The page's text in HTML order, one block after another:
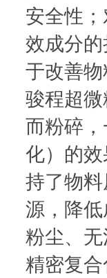
安全性
效成分
于改善
骏程超
而粉碎
化）的
持了物
源，降
粉尘、
精密复